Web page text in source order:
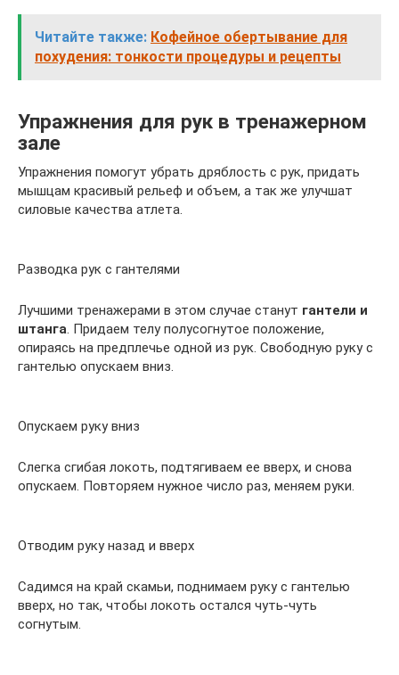
Читайте также: Кофейное обертывание для
похудения: тонкости процедуры и рецепты
Упражнения для рук в тренажерном
зале
Упражнения помогут убрать дряблость с рук, придать
мышцам красивый рельеф и объем, а так же улучшат
силовые качества атлета.
Разводка рук с гантелями
Лучшими тренажерами в этом случае станут гантели и
штанга. Придаем телу полусогнутое положение,
опираясь на предплечье одной из рук. Свободную руку с
гантелью опускаем вниз.
Опускаем руку вниз
Слегка сгибая локоть, подтягиваем ее вверх, и снова
опускаем. Повторяем нужное число раз, меняем руки.
Отводим руку назад и вверх
Садимся на край скамьи, поднимаем руку с гантелью
вверх, но так, чтобы локоть остался чуть-чуть
согнутым.